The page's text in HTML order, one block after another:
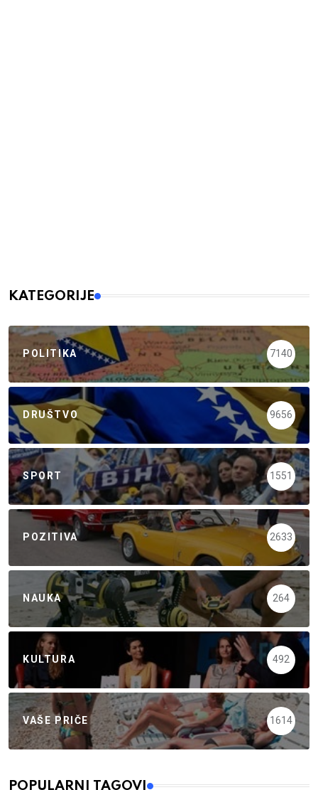
KATEGORIJE
POLITIKA 7140
DRUŠTVO 9656
SPORT 1551
POZITIVA 2633
NAUKA 264
KULTURA 492
VAŠE PRIČE 1614
POPULARNI TAGOVI